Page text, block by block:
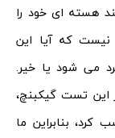
هسته ای خود را
که آیا این
می شود یا خیر.
مموری در این تست گیکبنچ،
به آیفون ۶ جدید کسب کرد، بنابراین ما